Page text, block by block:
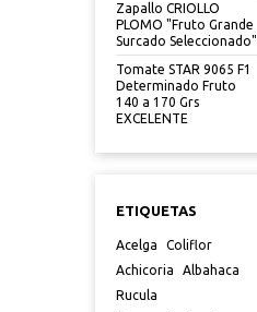
Zapallo CRIOLLO
PLOMO "Fruto Grande
Surcado Seleccionado"
Tomate STAR 9065 F1
Determinado Fruto
140 a 170 Grs
EXCELENTE
ETIQUETAS
Acelga
Coliflor
Achicoria
Albahaca
Rucula